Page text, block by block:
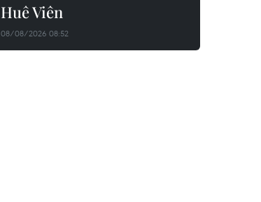
Huê Viên
08/08/2026 08:52